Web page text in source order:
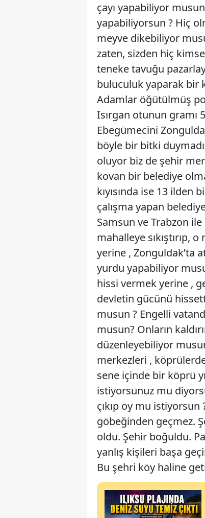
çayı yapabiliyor
yapabiliyorsun ? Hiç
meyve dikebiliyor
zaten, sizden hiç
teneke tavuğu
buluculuk yaparak bir
Adamlar öğütülmüş
Isırgan otunun gramı
Ebegümecini
böyle bir bitki
oluyor biz de şehir
kovan bir belediye
kıyısında ise 13
çalışma yapan
Samsun ve Trabzon
mahalleye sıkıştırıp,
yerine , Zonguldak’ta
yurdu yapabiliyor
hissi vermek yerine ,
devletin gücünü
musun ? Engelli
musun? Onların
düzenleyebiliyor
merkezleri ,
sene içinde bir köprü
istiyorsunuz mu
çıkıp oy mu
göbeğinden geçmez.
oldu. Şehir boğuldu.
yanlış kişileri başa
Bu şehri köy haline